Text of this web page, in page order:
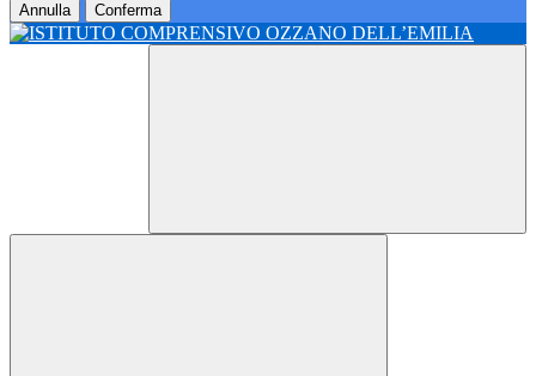
Annulla Conferma